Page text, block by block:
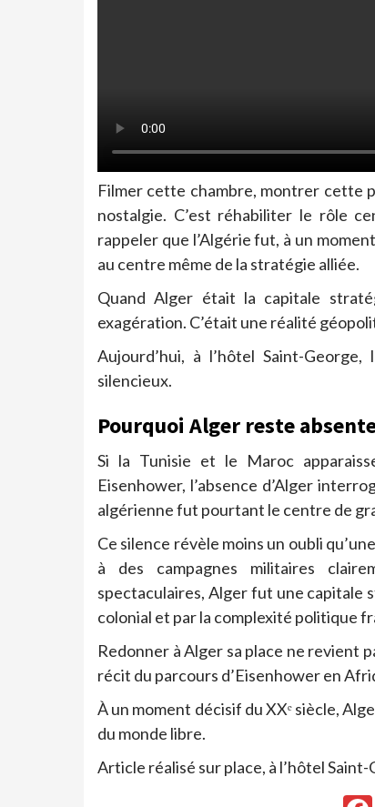
Filmer cette chambre, montrer cette
nostalgie. C’est réhabiliter le rôle
rappeler que l’Algérie fut, à un
au centre même de la stratégie alliée.
Quand Alger était la capitale
exagération. C’était une réalité
Aujourd’hui, à l’hôtel Saint-
silencieux.
Pourquoi Alger reste
Si la Tunisie et le Maroc
Eisenhower, l’absence d’Alger
algérienne fut pourtant le centre de
Ce silence révèle moins un oubli
à des campagnes militaires
spectaculaires, Alger fut une capitale
colonial et par la complexité politique
Redonner à Alger sa place ne revient
récit du parcours d’Eisenhower en
À un moment décisif du XXᵉ siècle,
du monde libre.
Article réalisé sur place, à l’hôtel